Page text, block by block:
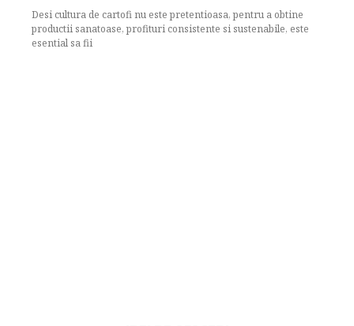
Desi cultura de cartofi nu este pretentioasa, pentru a obtine
productii sanatoase, profituri consistente si sustenabile, este
esential sa fii